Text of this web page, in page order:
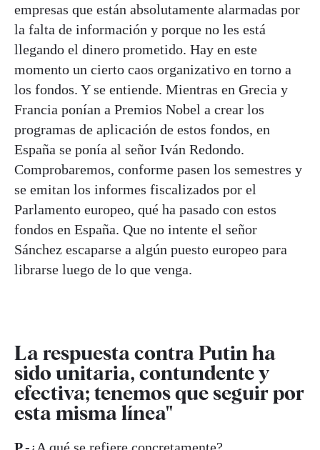
empresas que están absolutamente alarmadas por
la falta de información y porque no les está
llegando el dinero prometido. Hay en este
momento un cierto caos organizativo en torno a
los fondos. Y se entiende. Mientras en Grecia y
Francia ponían a Premios Nobel a crear los
programas de aplicación de estos fondos, en
España se ponía al señor Iván Redondo.
Comprobaremos, conforme pasen los semestres y
se emitan los informes fiscalizados por el
Parlamento europeo, qué ha pasado con estos
fondos en España. Que no intente el señor
Sánchez escaparse a algún puesto europeo para
librarse luego de lo que venga.
La respuesta contra Putin ha
sido unitaria, contundente y
efectiva; tenemos que seguir por
esta misma línea"
P.-¿A qué se refiere concretamente?